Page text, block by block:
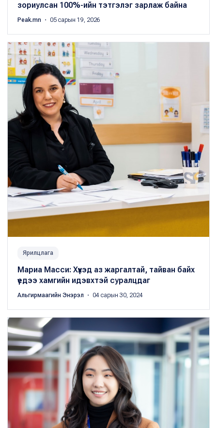
зориулсан 100%-ийн тэтгэлэг зарлаж байна
Peak.mn ・ 05 сарын 19, 2026
Ярилцлага
Мариа Масси: Хүүхэд аз жаргалтай, тайван байх
үедээ хамгийн идэвхтэй суралцдаг
Альгирмаагийн Энэрэл ・ 04 сарын 30, 2024